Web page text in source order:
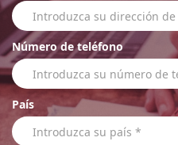
Número de teléfono
País